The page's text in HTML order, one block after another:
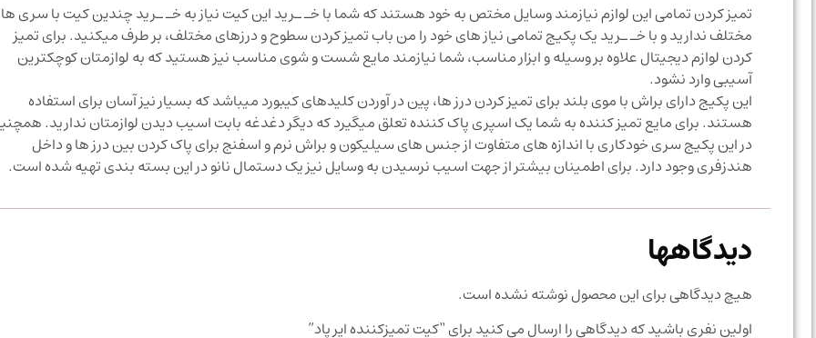
تمیز کردن تمامی این لوازم نیازمند وسایل مختص به خود هستند که شما با خـ‌ ـرید این کیت نیاز به خـ‌ ـرید چندین کیت با سری
مختلف ندارید و با خـ‌ ـرید یک پکیج تمامی نیاز های خود را من باب تمیز کردن سطوح و درزهای مختلف، بر طرف میکنید. برای تمیز
کردن لوازم دیجیتال علاوه بر وسیله و ابزار مناسب، شما نیازمند مایع شست و شوی مناسب نیز هستید که به لوازمتان کوچکترین
آسیبی وارد نشود.
این پکیج دارای براش با موی بلند برای تمیز کردن درز ها، پین در آوردن کلیدهای کیبورد میباشد که بسیار نیز آسان برای استفاده
هستند. برای مایع تمیز کننده به شما یک اسپری پاک کننده تعلق میگیرد که دیگر دغدغه بابت اسیب دیدن لوازمتان ندارید.
در این پکیج سری خودکاری با اندازه های متفاوت از جنس های سیلیکون و براش نرم و اسفنج برای پاک کردن بین درز ها و داخل
هندزفری وجود دارد. برای اطمینان بیشتر از جهت اسیب نرسیدن به وسایل نیز یک دستمال نانو در این بسته بندی تهیه شده است.
دیدگاهها
هیچ دیدگاهی برای این محصول نوشته نشده است.
اولین نفری باشید که دیدگاهی را ارسال می کنید برای “کیت تمیزکننده ایر پاد”